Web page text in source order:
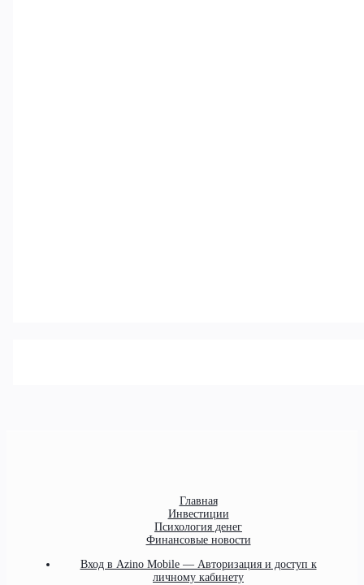
Главная
Инвестиции
Психология денег
Финансовые новости
Вход в Azino Mobile — Авторизация и доступ к
личному кабинету